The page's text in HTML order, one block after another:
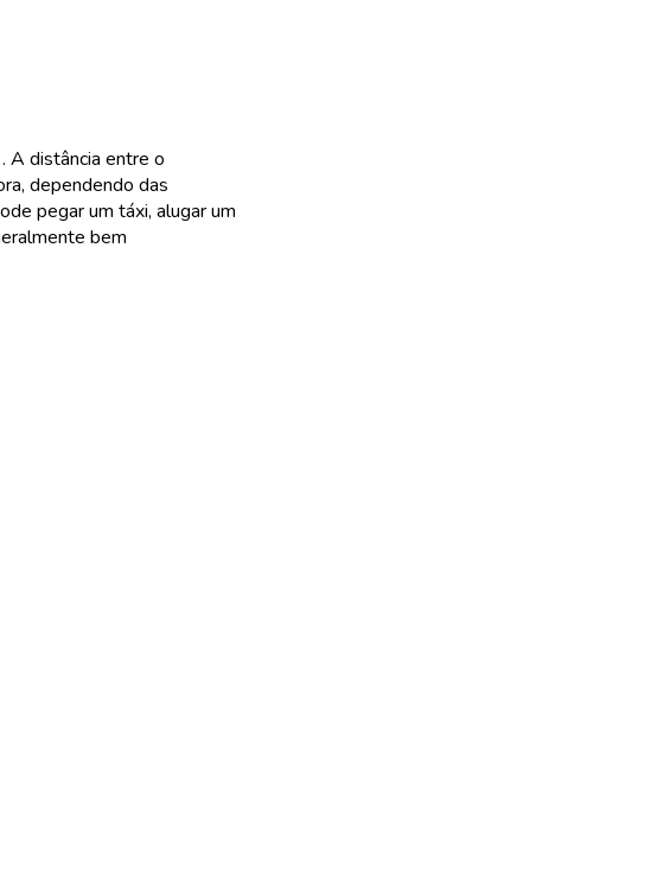
A distância entre o
dependendo das
pegar um táxi, alugar um
bem